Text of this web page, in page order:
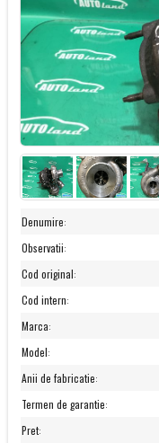
Denumire:
Observatii:
Cod original:
Cod intern:
Marca:
Model:
Anii de fabricatie:
Termen de garantie:
Pret: